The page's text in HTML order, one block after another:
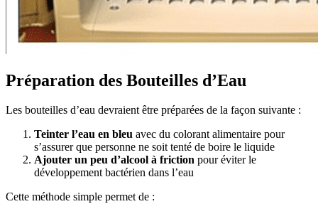
Préparation des Bouteilles d’Eau
Les bouteilles d’eau devraient être préparées de la façon suivante :
Teinter l’eau en bleu avec du colorant alimentaire pour
s’assurer que personne ne soit tenté de boire le liquide
Ajouter un peu d’alcool à friction pour éviter le
développement bactérien dans l’eau
Cette méthode simple permet de :